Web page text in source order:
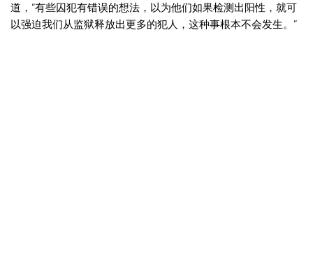
道，“有些囚犯有错误的想法，以为他们如果检测出阳性，就可
以强迫我们从监狱释放出更多的犯人，这种事根本不会发生。”